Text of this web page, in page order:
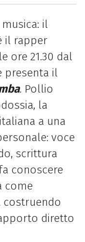
il
il rapper
ore 21.30 dal
presenta il
. Pollio
la
a una
voce
scrittura
conoscere
come
costruendo
diretto